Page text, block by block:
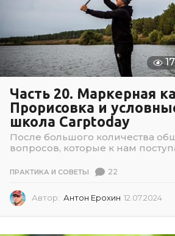
6
Часть 20. Маркерная
Прорисовка и
школа Carptoday
После большого количества
вопросов, которые к нам
ПРАКТИКА И СОВЕТЫ 22
Автор: Антон Ерохин 12.07.2024
0